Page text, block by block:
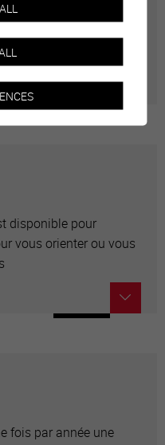
de Sierre participe
de lutte contre le
disponible pour
vous orienter ou vous
fois par année une